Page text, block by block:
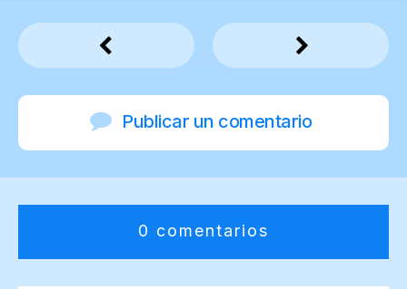
Publicar un comentario
0 comentarios